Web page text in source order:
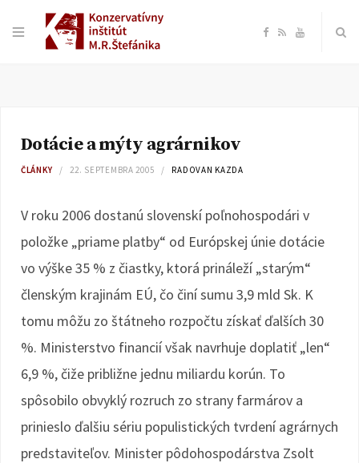
F
o
k
R Y
Dotácie a mýty agrárnikov
ČLÁNKY 22. SEPTEMBRA 2005 RADOVAN KAZDA
V roku 2006 dostanú slovenskí poľnohospodári v
položke „priame platby“ od Európskej únie dotácie
vo výške 35 % z čiastky, ktorá prináleží „starým“
členským krajinám EÚ, čo činí sumu 3,9 mld Sk. K
tomu môžu zo štátneho rozpočtu získať ďalších 30
%. Ministerstvo financií však navrhuje doplatiť „len“
6,9 %, čiže približne jednu miliardu korún. To
spôsobilo obvyklý rozruch zo strany farmárov a
prinieslo ďalšiu sériu populistických tvrdení agrárnych
predstaviteľov. Minister pôdohospodárstva Zsolt